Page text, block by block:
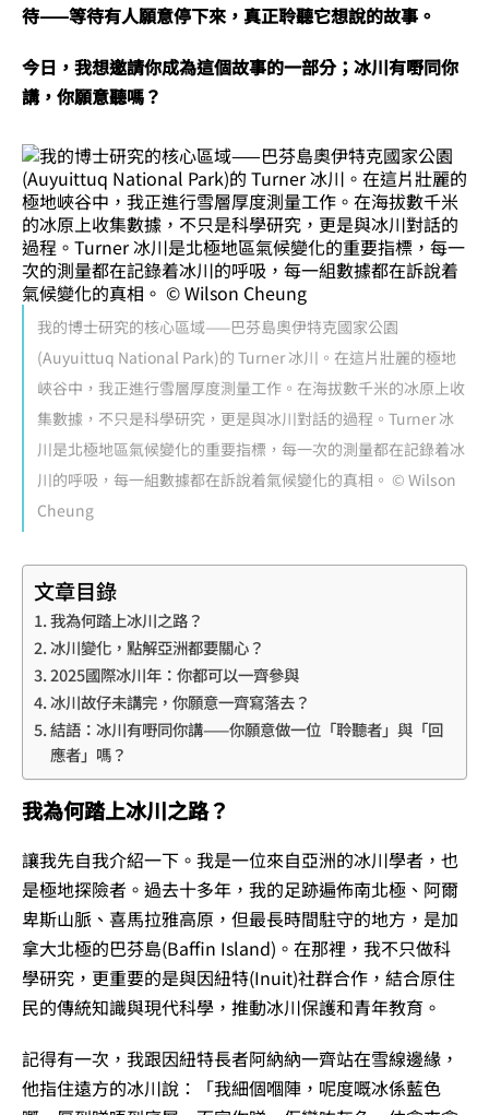
待——等待有人願意停下來，真正聆聽它想說的故事。
今日，我想邀請你成為這個故事的一部分；冰川有嘢同你
講，你願意聽嗎？
我的博士研究的核心區域——巴芬島奧伊特克國家公園
(Auyuittuq National Park)的 Turner 冰川。在這片壯麗的極地
峽谷中，我正進行雪層厚度測量工作。在海拔數千米的冰原上收
集數據，不只是科學研究，更是與冰川對話的過程。Turner 冰
川是北極地區氣候變化的重要指標，每一次的測量都在記錄着冰
川的呼吸，每一組數據都在訴說着氣候變化的真相。 © Wilson
Cheung
文章目錄
我為何踏上冰川之路？
冰川變化，點解亞洲都要關心？
2025國際冰川年：你都可以一齊參與
冰川故仔未講完，你願意一齊寫落去？
結語：冰川有嘢同你講——你願意做一位「聆聽者」與「回
應者」嗎？
我為何踏上冰川之路？
讓我先自我介紹一下。我是一位來自亞洲的冰川學者，也
是極地探險者。過去十多年，我的足跡遍佈南北極、阿爾
卑斯山脈、喜馬拉雅高原，但最長時間駐守的地方，是加
拿大北極的巴芬島(Baffin Island)。在那裡，我不只做科
學研究，更重要的是與因紐特(Inuit)社群合作，結合原住
民的傳統知識與現代科學，推動冰川保護和青年教育。
記得有一次，我跟因紐特長者阿納納一齊站在雪線邊緣，
他指住遠方的冰川說：「我細個嗰陣，呢度嘅冰係藍色